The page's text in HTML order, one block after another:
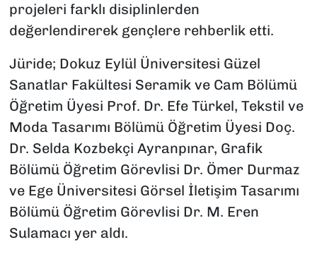
projeleri farklı disiplinlerden
değerlendirerek gençlere rehberlik etti.
Jüride; Dokuz Eylül Üniversitesi Güzel
Sanatlar Fakültesi Seramik ve Cam Bölümü
Öğretim Üyesi Prof. Dr. Efe Türkel, Tekstil ve
Moda Tasarımı Bölümü Öğretim Üyesi Doç.
Dr. Selda Kozbekçi Ayranpınar, Grafik
Bölümü Öğretim Görevlisi Dr. Ömer Durmaz
ve Ege Üniversitesi Görsel İletişim Tasarımı
Bölümü Öğretim Görevlisi Dr. M. Eren
Sulamacı yer aldı.